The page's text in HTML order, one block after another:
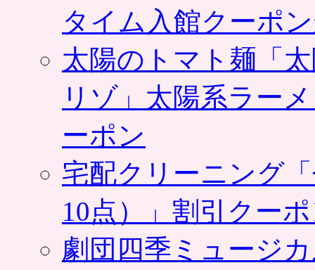
タイム入館クーポ
太陽のトマト麺「
リゾ」太陽系ラー
ーポン
宅配クリーニング
10点）」割引クー
劇団四季ミュージ